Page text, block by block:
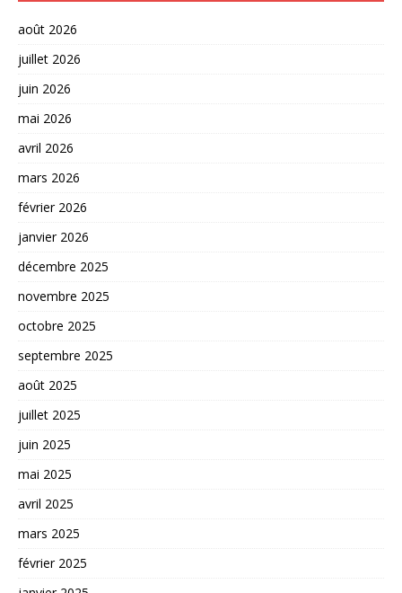
août 2026
juillet 2026
juin 2026
mai 2026
avril 2026
mars 2026
février 2026
janvier 2026
décembre 2025
novembre 2025
octobre 2025
septembre 2025
août 2025
juillet 2025
juin 2025
mai 2025
avril 2025
mars 2025
février 2025